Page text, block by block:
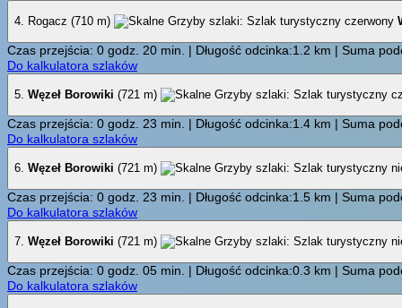
4. Rogacz (710 m)
Czas przejścia: 0 godz. 20 min. | Długość odcinka:1.2 km | Suma
Do kalkulatora szlaków
5. Węzeł Borowiki (721 m)
Czas przejścia: 0 godz. 23 min. | Długość odcinka:1.4 km | Suma
Do kalkulatora szlaków
6. Węzeł Borowiki (721 m)
Czas przejścia: 0 godz. 23 min. | Długość odcinka:1.5 km | Suma
Do kalkulatora szlaków
7. Węzeł Borowiki (721 m)
Czas przejścia: 0 godz. 05 min. | Długość odcinka:0.3 km | Suma
Do kalkulatora szlaków